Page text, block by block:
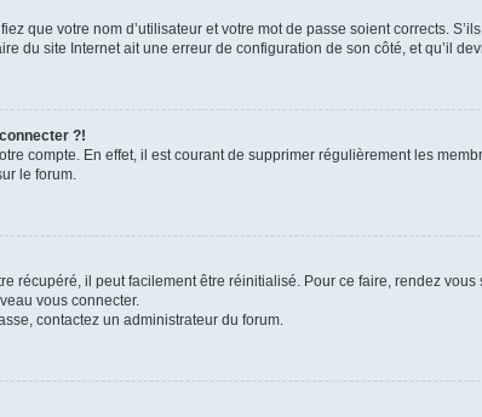
que votre nom d’utilisateur et votre mot de passe soient corrects.
du site Internet ait une erreur de configuration de son côté, et qu’il
?!
compte. En effet, il est courant de supprimer régulièrement les
le forum.
récupéré, il peut facilement être réinitialisé. Pour ce faire, rendez
vous connecter.
contactez un administrateur du forum.